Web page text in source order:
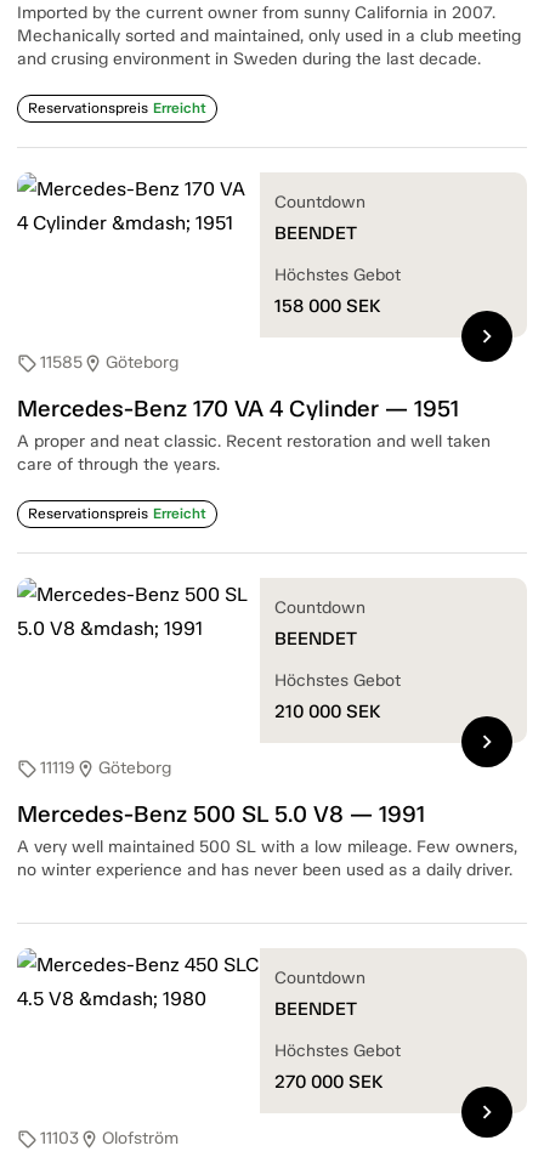
Imported by the current owner from sunny California in 2007.
Mechanically sorted and maintained, only used in a club meeting
and crusing environment in Sweden during the last decade.
Reservationspreis Erreicht
sell11585location_on Göteborg
Mercedes-Benz 170 VA 4 Cylinder — 1951
A proper and neat classic. Recent restoration and well taken
care of through the years.
Reservationspreis Erreicht
Countdown
BEENDET
Höchstes Gebot
158 000 SEK
chevron_right
sell11119 location_on Göteborg
Mercedes-Benz 500 SL 5.0 V8 — 1991
A very well maintained 500 SL with a low mileage. Few owners,
no winter experience and has never been used as a daily driver.
Countdown
BEENDET
Höchstes Gebot
210 000 SEK
chevron_right
sell11103location_on Olofström
Countdown
BEENDET
Höchstes Gebot
270 000 SEK
chevron_right